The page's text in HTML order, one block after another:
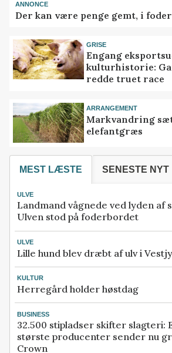
ANNONCE
Der kan være penge gemt, i
GRISE
Engang
kulturhistorie:
redde truet race
ARRANGEMENT
Markvandring
elefantgræs
MEST LÆSTE SENESTE NYT
ULVE
Landmand vågnede ved lyden af
Ulven stod på foderbordet
ULVE
Lille hund blev dræbt af ulv i
KULTUR
Herregård holder høstdag
BUSINESS
32.500 stipladser skifter slagteri:
største producenter sender nu
Crown